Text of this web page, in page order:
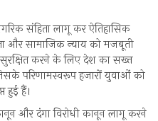
संहिता लागू कर ऐतिहासिक
और सामाजिक न्याय को मजबूती
करने के लिए देश का सख्त
परिणामस्वरूप हजारों युवाओं को
हुई हैं।
और दंगा विरोधी कानून लागू करने